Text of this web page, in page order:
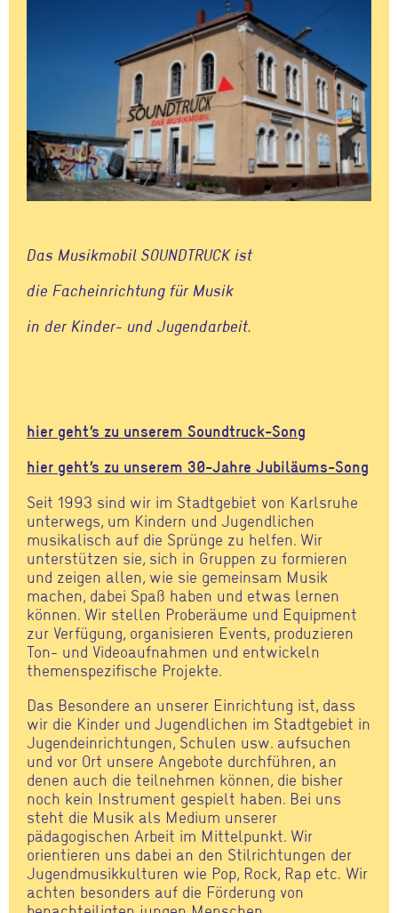
Das Musikmobil SOUNDTRUCK ist
die Facheinrichtung für Musik
in der Kinder- und Jugendarbeit.
hier geht’s zu unserem Soundtruck-Song
hier geht’s zu unserem 30-Jahre Jubiläums-Song
Seit 1993 sind wir im Stadtgebiet von Karlsruhe
unterwegs, um Kindern und Jugendlichen
musikalisch auf die Sprünge zu helfen. Wir
unterstützen sie, sich in Gruppen zu formieren
und zeigen allen, wie sie gemeinsam Musik
machen, dabei Spaß haben und etwas lernen
können. Wir stellen Proberäume und Equipment
zur Verfügung, organisieren Events, produzieren
Ton- und Videoaufnahmen und entwickeln
themenspezifische Projekte.
Das Besondere an unserer Einrichtung ist, dass
wir die Kinder und Jugendlichen im Stadtgebiet in
Jugendeinrichtungen, Schulen usw. aufsuchen
und vor Ort unsere Angebote durchführen, an
denen auch die teilnehmen können, die bisher
noch kein Instrument gespielt haben. Bei uns
steht die Musik als Medium unserer
pädagogischen Arbeit im Mittelpunkt. Wir
orientieren uns dabei an den Stilrichtungen der
Jugendmusikkulturen wie Pop, Rock, Rap etc. Wir
achten besonders auf die Förderung von